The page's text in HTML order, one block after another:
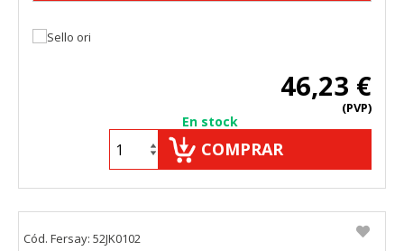
46,23 €
(PVP)
En stock
COMPRAR
Cód. Fersay: 52JK0102